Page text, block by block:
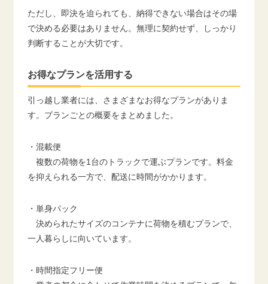
ただし、即決を迫られても、納得できない場合はその場
で決める必要はありません。無理に契約せず、しっかり
判断することが大切です。
お得なプランを活用する
引っ越し業者には、さまざまなお得なプランがありま
す。プランごとの概要をまとめました。
・混載便
複数の荷物を1台のトラックで運ぶプランです。料金
を抑えられる一方で、配送に時間がかかります。
・単身パック
決められたサイズのコンテナに荷物を積むプランで、
一人暮らしに向いています。
・時間指定フリー便